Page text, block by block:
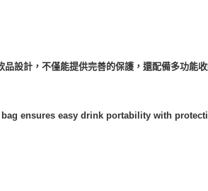
設計，不僅能提供完善的保護，還配備多功能
ensures easy drink portability with